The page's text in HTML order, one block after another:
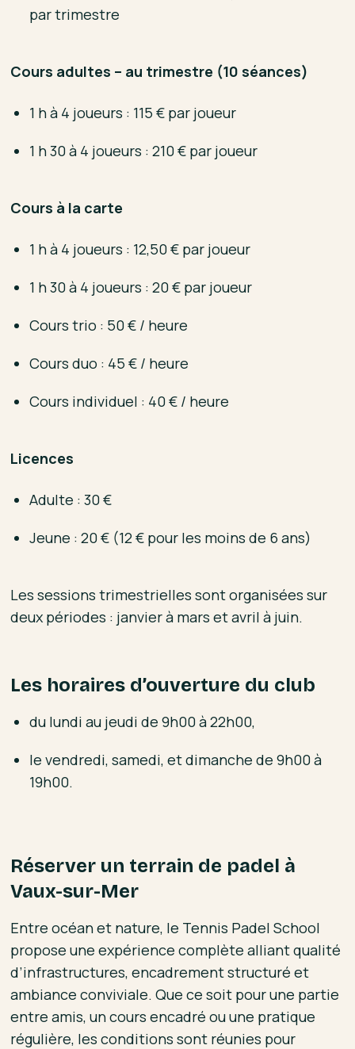
par trimestre
Cours adultes – au trimestre (10 séances)
1 h à 4 joueurs : 115 € par joueur
1 h 30 à 4 joueurs : 210 € par joueur
Cours à la carte
1 h à 4 joueurs : 12,50 € par joueur
1 h 30 à 4 joueurs : 20 € par joueur
Cours trio : 50 € / heure
Cours duo : 45 € / heure
Cours individuel : 40 € / heure
Licences
Adulte : 30 €
Jeune : 20 € (12 € pour les moins de 6 ans)
Les sessions trimestrielles sont organisées sur
deux périodes : janvier à mars et avril à juin.
Les horaires d’ouverture du club
du lundi au jeudi de 9h00 à 22h00,
le vendredi, samedi, et dimanche de 9h00 à
19h00.
Réserver un terrain de padel à
Vaux-sur-Mer
Entre océan et nature, le Tennis Padel School
propose une expérience complète alliant qualité
d’infrastructures, encadrement structuré et
ambiance conviviale. Que ce soit pour une partie
entre amis, un cours encadré ou une pratique
régulière, les conditions sont réunies pour